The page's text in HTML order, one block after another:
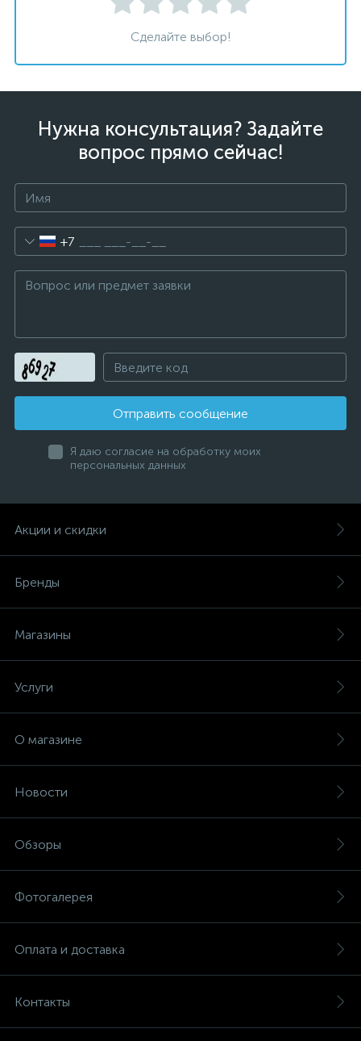
Сделайте выбор!
Нужна консультация? Задайте
вопрос прямо сейчас!
+7
Отправить сообщение
Я даю согласие на обработку моих
персональных данных
Акции и скидки
Бренды
Магазины
Услуги
О магазине
Новости
Обзоры
Фотогалерея
Оплата и доставка
Контакты